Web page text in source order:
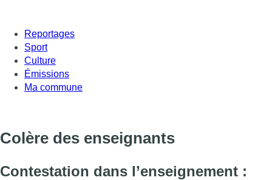
Reportages
Sport
Culture
Émissions
Ma commune
Colère des enseignants
Contestation dans l’enseignement :